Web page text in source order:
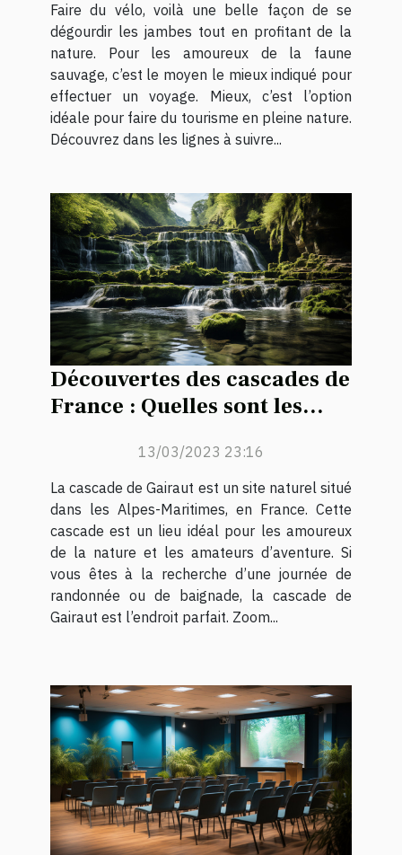
Faire du vélo, voilà une belle façon de se
dégourdir les jambes tout en profitant de la
nature. Pour les amoureux de la faune
sauvage, c’est le moyen le mieux indiqué pour
effectuer un voyage. Mieux, c’est l’option
idéale pour faire du tourisme en pleine nature.
Découvrez dans les lignes à suivre...
Découvertes des cascades de
France : Quelles sont les
de Gairaut ?13/03/2023 23:16
La cascade de Gairaut est un site naturel situé
dans les Alpes-Maritimes, en France. Cette
cascade est un lieu idéal pour les amoureux
de la nature et les amateurs d’aventure. Si
vous êtes à la recherche d’une journée de
randonnée ou de baignade, la cascade de
Gairaut est l’endroit parfait. Zoom...